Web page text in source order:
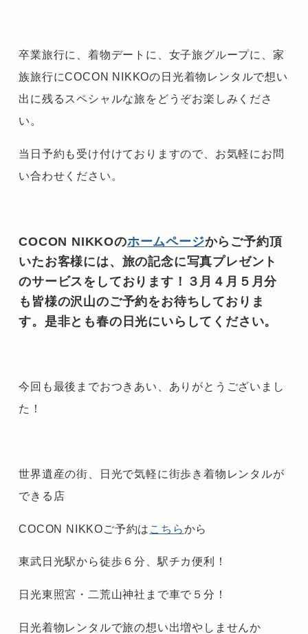
卒業旅行に、着物デートに、女子旅グループに、家
族旅行にCOCON NIKKOの日光着物レンタルで想い
出に残るスペシャルな旅をどうぞお楽しみくださ
い。
当日予約も受け付けておりますので、お気軽にお問
い合わせください。
COCON NIKKOのホームページからご予約頂
いたお客様には、旅の記念に写真プレゼント
のサービスをしております！３月４月５月分
も皆様の沢山のご予約をお待ちしておりま
す。是非とも春の日光にいらしてください。
今回も最後までおつきあい、ありがとうございまし
た！
世界遺産の街、日光で気軽に街歩き着物レンタルが
できる店
COCON NIKKOご予約は こちらから
東武日光駅から徒歩６分、駅チカ便利！
日光東照宮・二荒山神社まで車で５分！
日光着物レンタルで旅の想い出増やしませんか